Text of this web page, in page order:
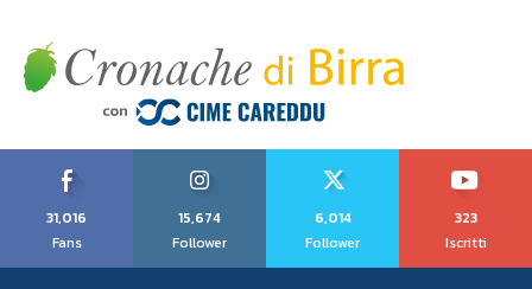
31,016
Fans
15,674
Follower
6,014
Follower
323
Iscritti